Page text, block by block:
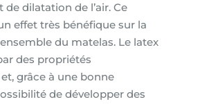
dilatation de l’air. Ce
effet très bénéfique sur la
du matelas. Le latex
des propriétés
grâce à une bonne
de développer des